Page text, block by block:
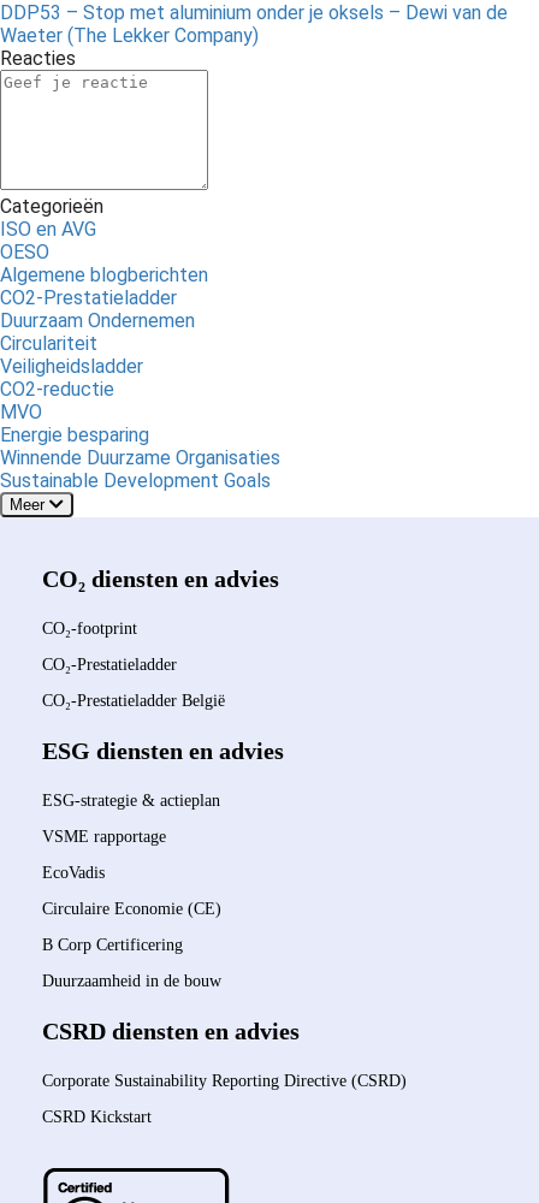
DDP53 – Stop met aluminium onder je oksels – Dewi van de
Waeter (The Lekker Company)
Reacties
Categorieën
ISO en AVG
OESO
Algemene blogberichten
CO2-Prestatieladder
Duurzaam Ondernemen
Circulariteit
Veiligheidsladder
CO2-reductie
MVO
Energie besparing
Winnende Duurzame Organisaties
Sustainable Development Goals
Meer
CO₂ diensten en advies
CO₂-footprint
CO₂-Prestatieladder
CO₂-Prestatieladder België
ESG diensten en advies
ESG-strategie & actieplan
VSME rapportage
EcoVadis
Circulaire Economie (CE)
B Corp Certificering
Duurzaamheid in de bouw
CSRD diensten en advies
Corporate Sustainability Reporting Directive (CSRD)
CSRD Kickstart